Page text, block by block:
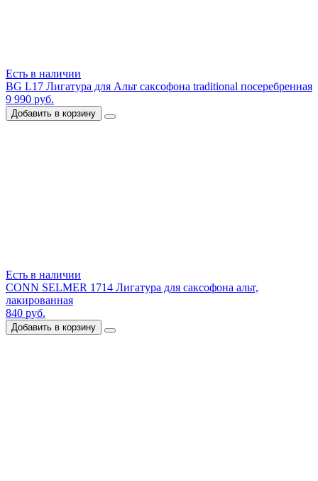
Есть в наличии
BG L17 Лигатура для Альт саксофона traditional посеребренная
9 990 руб.
Добавить в корзину
Есть в наличии
CONN SELMER 1714 Лигатура для саксофона альт,
лакированная
840 руб.
Добавить в корзину